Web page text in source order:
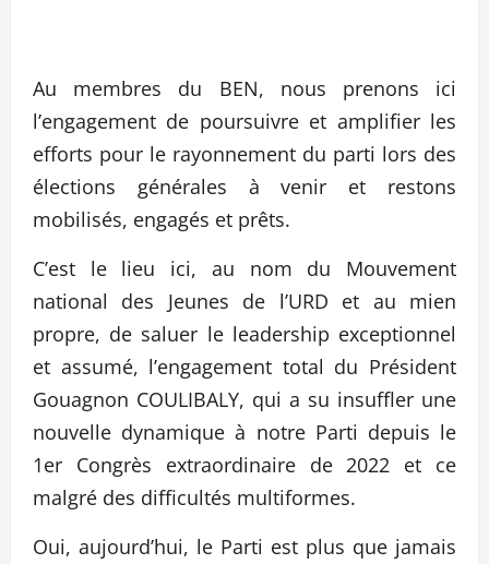
Au membres du BEN, nous prenons ici
l’engagement de poursuivre et amplifier les
efforts pour le rayonnement du parti lors des
élections générales à venir et restons
mobilisés, engagés et prêts.
C’est le lieu ici, au nom du Mouvement
national des Jeunes de l’URD et au mien
propre, de saluer le leadership exceptionnel
et assumé, l’engagement total du Président
Gouagnon COULIBALY, qui a su insuffler une
nouvelle dynamique à notre Parti depuis le
1er Congrès extraordinaire de 2022 et ce
malgré des difficultés multiformes.
Oui, aujourd’hui, le Parti est plus que jamais